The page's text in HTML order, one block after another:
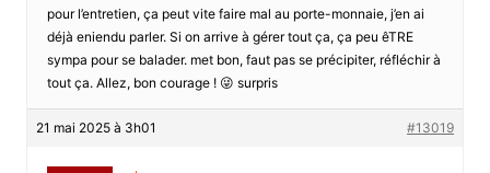
pour l’entretien, ça peut vite faire mal au porte-monnaie, j’en ai
déjà eniendu parler. Si on arrive à gérer tout ça, ça peu êTRE
sympa pour se balader. met bon, faut pas se précipiter, réfléchir à
tout ça. Allez, bon courage ! 😜 surpris
21 mai 2025 à 3h01 #13019